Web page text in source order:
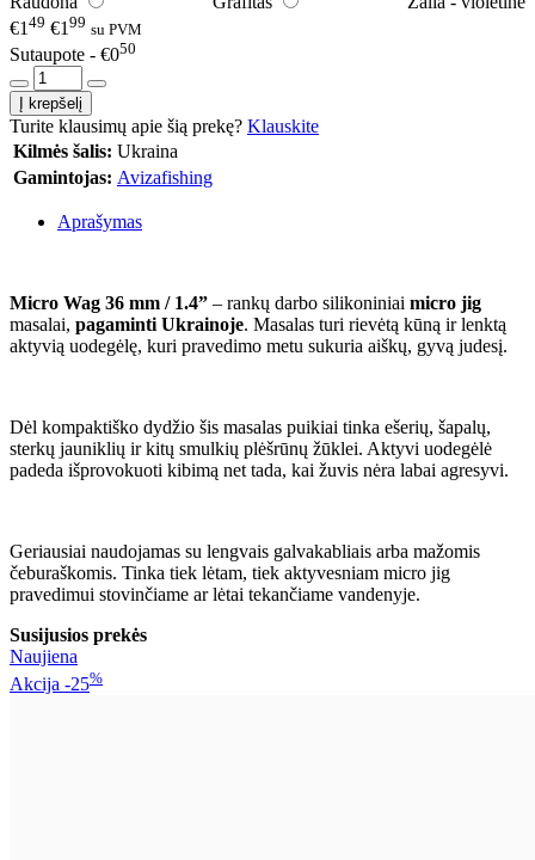
€1 49 €1 99 su PVM
Sutaupote - €050
Turite klausimų apie šią prekę? Klauskite
Kilmės šalis: Ukraina
Gamintojas: Avizafishing
Aprašymas
Micro Wag 36 mm / 1.4” – rankų darbo silikoniniai micro jig
masalai, pagaminti Ukrainoje. Masalas turi rievėtą kūną ir lenktą
aktyvią uodegėlę, kuri pravedimo metu sukuria aiškų, gyvą judesį.
Dėl kompaktiško dydžio šis masalas puikiai tinka ešerių, šapalų,
sterkų jauniklių ir kitų smulkių plėšrūnų žūklei. Aktyvi uodegėlė
padeda išprovokuoti kibimą net tada, kai žuvis nėra labai agresyvi.
Geriausiai naudojamas su lengvais galvakabliais arba mažomis
čeburaškomis. Tinka tiek lėtam, tiek aktyvesniam micro jig
pravedimui stovinčiame ar lėtai tekančiame vandenyje.
Susijusios prekės
Naujiena
Akcija -25%